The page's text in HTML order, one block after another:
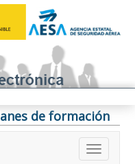
de formación